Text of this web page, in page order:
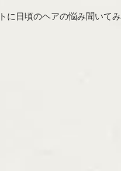
に日頃のヘアの悩み聞いてみ